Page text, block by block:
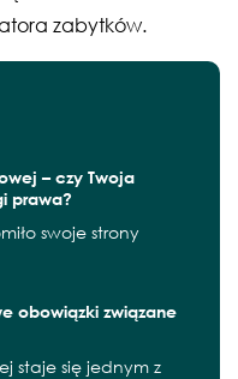
zabytków.
– czy Twoja
prawa?
swoje strony
obowiązki związane
staje się jednym z